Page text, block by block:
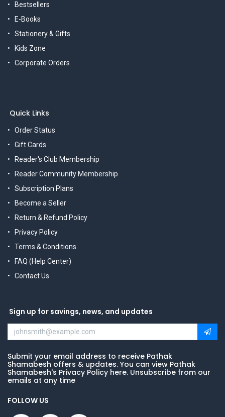
Bestsellers
E-Books
Stationery & Gifts
Kids Zone
Corporate Orders
Quick Links
Order Status
Gift Cards
Reader's Club Membership
Reader Community Membership
Subscription Plans
Become a Seller
Return & Refund Policy
Privacy Policy
Terms & Conditions
FAQ (Help Center)
Contact Us
Sign up for savings, news, and updates
Submit your email address to receive Pathak
Shamabesh offers & updates. You can view Pathak
Shamabesh's Privacy Policy here. Unsubscribe from our
emails at any time
FOLLOW US